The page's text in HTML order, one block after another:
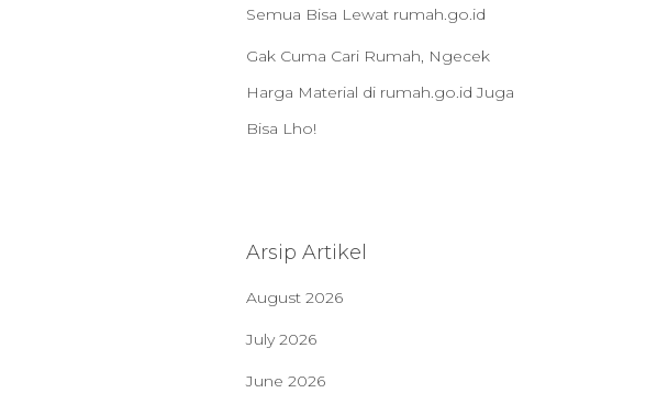
Semua Bisa Lewat rumah.go.id
Gak Cuma Cari Rumah, Ngecek
Harga Material di rumah.go.id Juga
Bisa Lho!
Arsip Artikel
August 2026
July 2026
June 2026